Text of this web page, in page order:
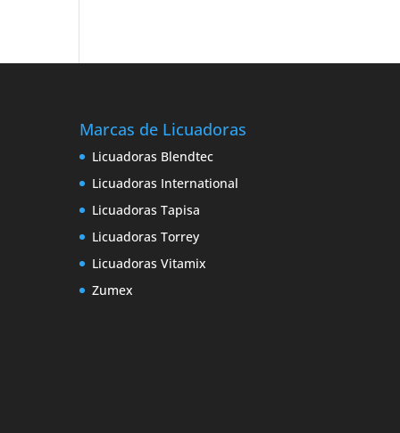
Marcas de Licuadoras
Licuadoras Blendtec
Licuadoras International
Licuadoras Tapisa
Licuadoras Torrey
Licuadoras Vitamix
Zumex